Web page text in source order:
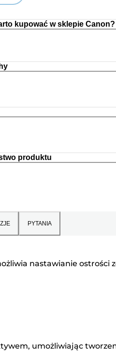
kupować w sklepie Canon?
produktu
PYTANIA
nastawianie ostrości
umożliwiając